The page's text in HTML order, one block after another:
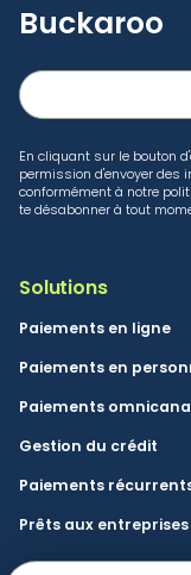
Buckaroo
En cliquant sur le bouton
permission d'envoyer des
conformément à notre
te désabonner à tout
Solutions
Paiements en ligne
Paiements en
Paiements
Gestion du crédit
Paiements
Prêts aux entreprises